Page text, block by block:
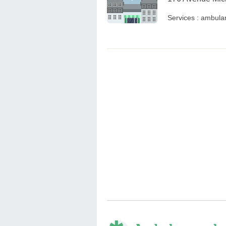
Services :